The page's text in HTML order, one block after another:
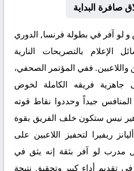
صافرة البداية
لو آفر في بطولة فرنسا, الدوري
بالتصريحات النارية
واللاعبين. ففي المؤتمر الصحفي،
فريقه الكاملة لخوض
المنافس جيداً وحددوا نقاط قوته
نيس ستكون خلف الفريق بقوة
ريفيرا لتحفيز اللاعبين على
مدرب لو آفر بثقة إنه يثق في
تقديم أداء كبير وتحقيق نتيجة